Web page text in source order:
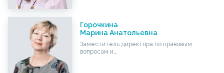
Горочкина
Марина Анатольевна
Заместитель директора по правовым
вопросам и…